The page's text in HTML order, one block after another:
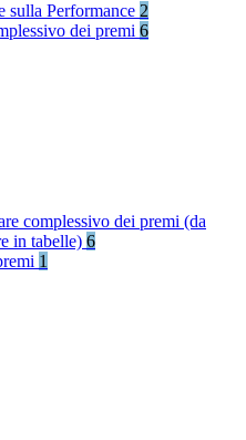
sulla Performance 2
dei premi 6
complessivo dei premi (da
in tabelle) 6
1